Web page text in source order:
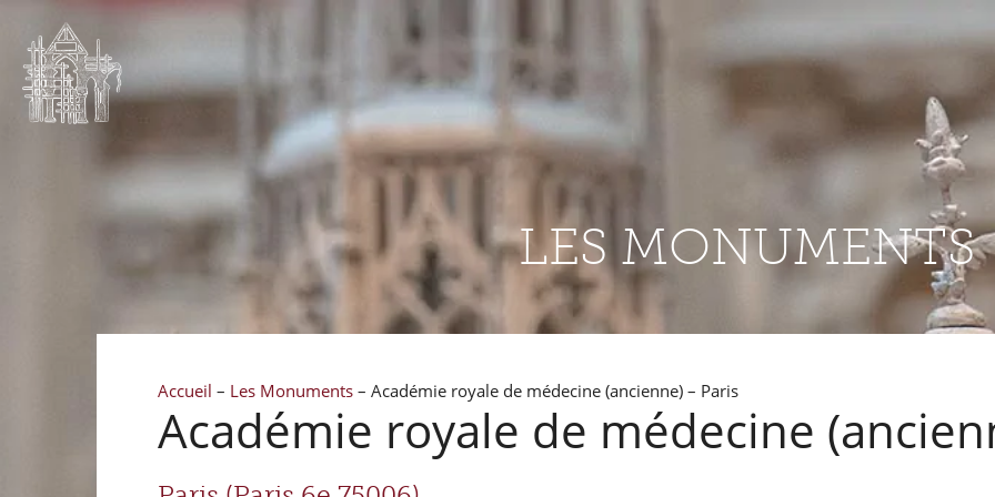
LES MONUMENTS
Accueil – Les Monuments – Académie royale de médecine (ancienne) – Paris
Académie royale de médecine